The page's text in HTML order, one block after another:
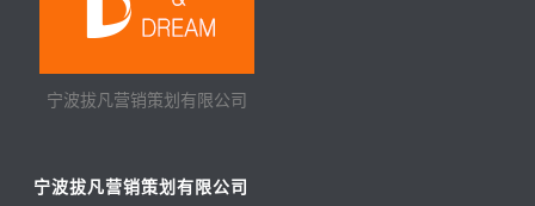
宁波拔凡营销策划有限公司
宁波拔凡营销策划有限公司